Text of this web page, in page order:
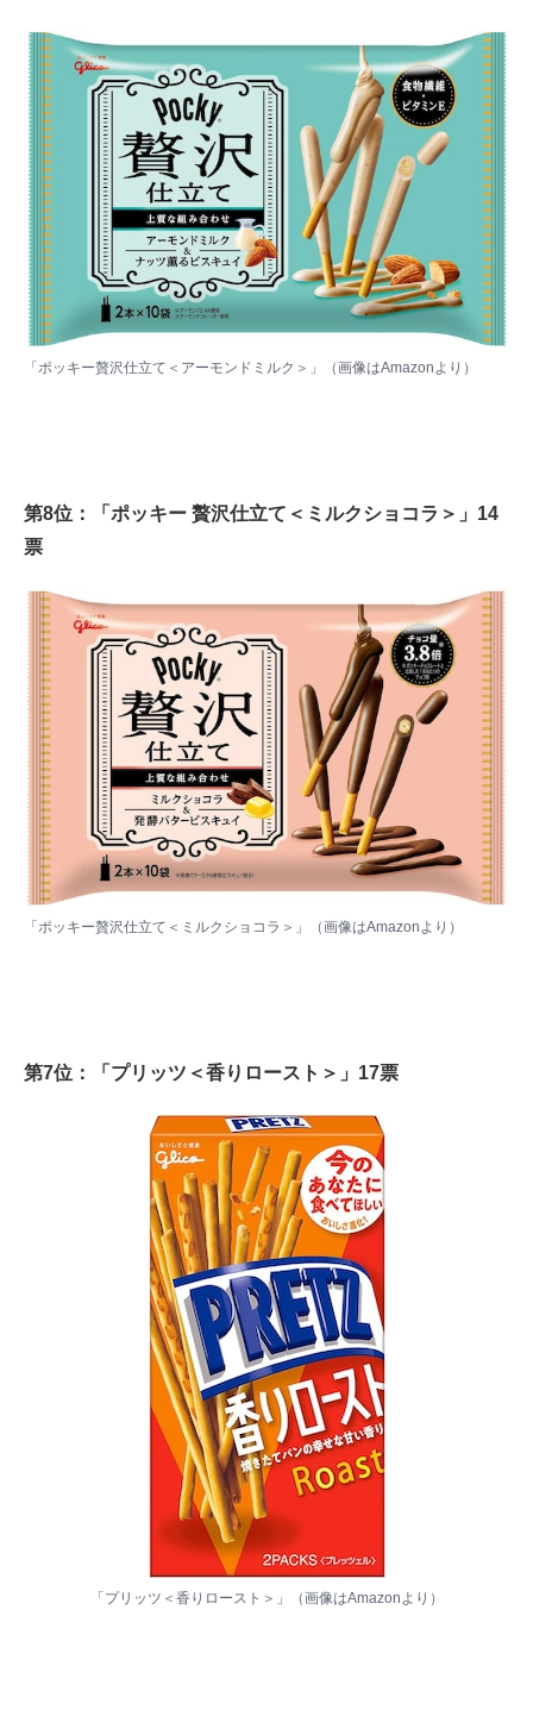
「ポッキー贅沢仕立て＜アーモンドミルク＞」（画像はAmazonより）
第8位：「ポッキー 贅沢仕立て＜ミルクショコラ＞」14
票
「ポッキー贅沢仕立て＜ミルクショコラ＞」（画像はAmazonより）
第7位：「プリッツ＜香りロースト＞」17票
「プリッツ＜香りロースト＞」（画像はAmazonより）